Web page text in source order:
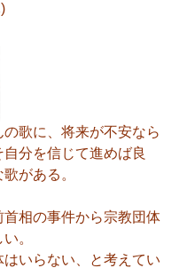
歌に、将来が不安なら
分を信じて進めば良
がある。
首相の事件から宗教団体
。
いらない、と考えてい